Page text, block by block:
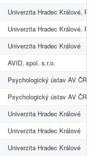
Univerzita Hradec Králové,
Univerzita Hradec Králové,
Univerzita Hradec Králové
AVID, spol. s.r.o.
Psychologický ústav AV ČR,
Psychologický ústav AV ČR,
Univerzita Hradec Králové
Univerzita Hradec Králové
Univerzita Hradec Králové